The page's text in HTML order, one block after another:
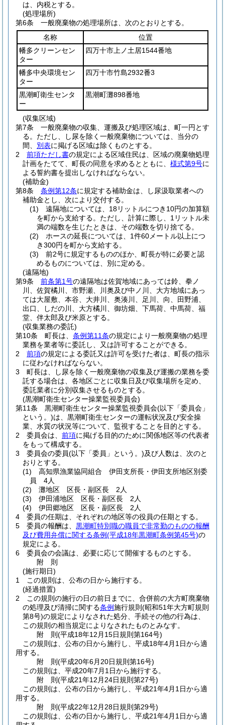
は、内税とする。
(処理場所)
第6条
一般廃棄物の処理場所は、次のとおりとする。
名称
位置
幡多クリーンセン
ター
四万十市上ノ土居1544番地
幡多中央環境セン
ター
四万十市竹島2932番3
黒潮町衛生センタ
ー
黒潮町灘898番地
(収集区域)
第7条
一般廃棄物の収集、運搬及び処理区域は、町一円とす
る。 ただし、し尿を除く一般廃棄物については、当分の
間、 別表に掲げる区域は除くものとする。
2
前項ただし書の規定による区域住民は、区域の廃棄物処理
計画をたてて、町長の同意を求めるとともに、 様式第9号に
よる誓約書を提出しなければならない。
(補助金)
第8条
条例第12条に規定する補助金は、し尿汲取業者への
補助金とし、次により交付する。
(1) 遠隔地については、18リットルにつき10円の加算額
を町から支給する。ただし、計算に際し、1リットル未
満の端数を生じたときは、その端数を切り捨てる。
(2) ホースの延長については、1件60メートル以上につ
き300円を町から支給する。
(3) 前2号に規定するもののほか、町長が特に必要と認
めるものについては、別に定める。
(遠隔地)
第9条
前条第1号の遠隔地は佐賀地域にあっては鈴、拳ノ
川、佐賀橘川、市野瀬、川奥及び中ノ川、大方地域にあっ
ては大屋敷、本谷、大井川、奥湊川、足川、向、田野浦、
出口、しだの川、大方橘川、御坊畑、下馬荷、中馬荷、福
堂、伴太郎及び米原とする。
(収集業務の委託)
第10条
町長は、 条例第11条の規定により一般廃棄物の処理
業務を業者等に委託し、又は許可することができる。
2
前項の規定による委託又は許可を受けた者は、町長の指示
に従わなければならない。
3
町長は、し尿を除く一般廃棄物の収集及び運搬の業務を委
託する場合は、各地区ごとに収集日及び収集場所を定め、
委託業者に分別収集させるものとする。
(黒潮町衛生センター操業監視委員会)
第11条
黒潮町衛生センター操業監視委員会(以下「委員会」
という。)は、黒潮町衛生センターの運転状況及び安全操
業、水質の状況等について、監視することを目的とする。
2
委員会は、 前項に掲げる目的のために関係地区等の代表者
をもって構成する。
3
委員会の委員(以下「委員」という。)及び人数は、次のと
おりとする。
(1)
高知県漁業協同組合 伊田支所長・伊田支所地区別委
員 4人
(2)
灘地区 区長・副区長 2人
(3)
伊田浦地区 区長・副区長 2人
(4)
伊田郷地区 区長・副区長 2人
4
委員の任期は、それぞれの地区等の役員の任期とする。
5
委員の報酬は、 黒潮町特別職の職員で非常勤のものの報酬
及び費用弁償に関する条例(平成18年黒潮町条例第45号)の
規定による。
6
委員会の会議は、必要に応じて開催するものとする。
附 則
(施行期日)
1
この規則は、公布の日から施行する。
(経過措置)
2
この規則の施行の日の前日までに、合併前の大方町廃棄物
の処理及び清掃に関する条例施行規則 (昭和51年大方町規則
第8号)の規定によりなされた処分、手続その他の行為は、
この規則の相当規定によりなされたものとみなす。
附 則(平成18年12月15日規則第164号)
この規則は、公布の日から施行し、平成18年4月1日から適
用する。
附 則(平成20年6月20日規則第16号)
この規則は、平成20年7月1日から施行する。
附 則(平成21年12月24日規則第27号)
この規則は、公布の日から施行し、平成21年4月1日から適
用する。
附 則(平成22年12月28日規則第29号)
この規則は、公布の日から施行し、平成21年4月1日から適